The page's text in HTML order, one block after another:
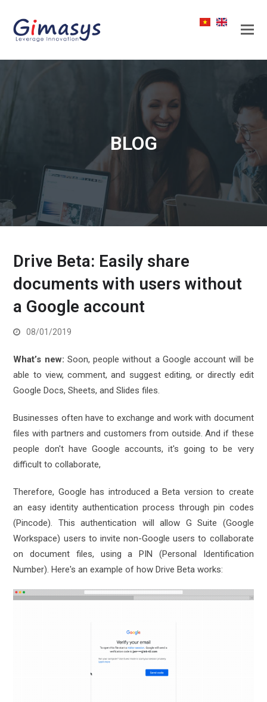
BLOG
Drive Beta: Easily share
documents with users without
a Google account
08/01/2019
What’s new: Soon, people without a Google account will be
able to view, comment, and suggest editing, or directly edit
Google Docs, Sheets, and Slides files.
Businesses often have to exchange and work with document
files with partners and customers from outside. And if these
people don't have Google accounts, it's going to be very
difficult to collaborate,
Therefore, Google has introduced a Beta version to create
an easy identity authentication process through pin codes
(Pincode). This authentication will allow G Suite (Google
Workspace) users to invite non-Google users to collaborate
on document files, using a PIN (Personal Identification
Number). Here's an example of how Drive Beta works: